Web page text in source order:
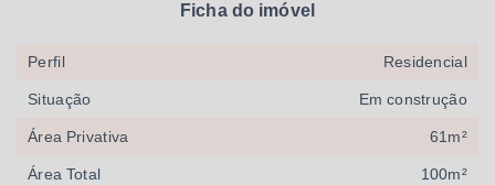
Ficha do imóvel
Perfil Residencial
Situação Em construção
Área Privativa 61m²
Área Total 100m²